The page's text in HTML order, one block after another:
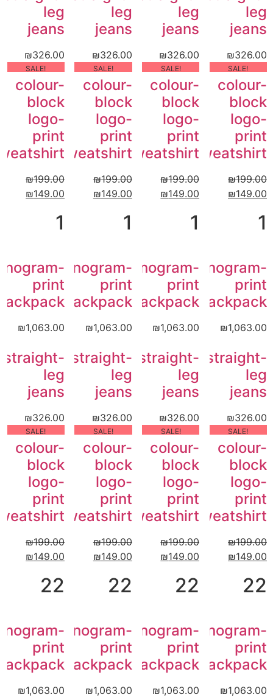
leg
jeans
₪326.00
!SALE
colour-
block
logo-
print
sweatshirt
₪199.00
₪149.00
1
Monogram-
print
backpack
₪1,063.00
straight-
leg
jeans
₪326.00
!SALE
colour-
block
logo-
print
sweatshirt
₪199.00
₪149.00
22
Monogram-
print
backpack
₪1,063.00
leg
jeans
₪326.00
!SALE
colour-
block
logo-
print
sweatshirt
₪199.00
₪149.00
1
Monogram-
print
backpack
₪1,063.00
straight-
leg
jeans
₪326.00
!SALE
colour-
block
logo-
print
sweatshirt
₪199.00
₪149.00
22
Monogram-
print
backpack
₪1,063.00
leg
jeans
₪326.00
!SALE
colour-
block
logo-
print
sweatshirt
₪199.00
₪149.00
1
Monogram-
print
backpack
₪1,063.00
straight-
leg
jeans
₪326.00
!SALE
colour-
block
logo-
print
sweatshirt
₪199.00
₪149.00
22
Monogram-
print
backpack
₪1,063.00
leg
jeans
₪326.00
!SALE
colour-
block
logo-
print
₪199.00
₪149.00
1
print
₪1,063.00
straight-
leg
jeans
₪326.00
!SALE
colour-
block
logo-
print
₪199.00
₪149.00
22
print
₪1,063.00